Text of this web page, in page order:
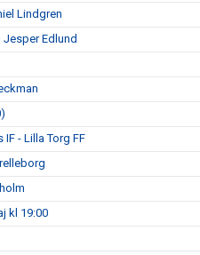
Lindgren
Edlund
- Lilla Torg FF
kl 19:00